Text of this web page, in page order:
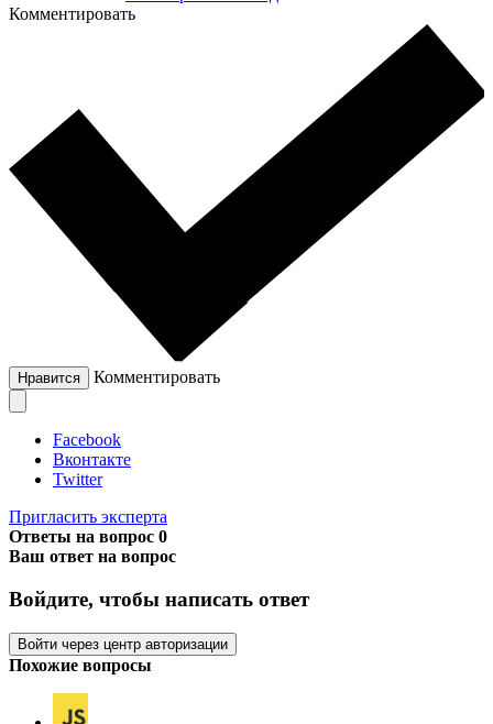
Комментировать
Нравится Комментировать
Facebook
Вконтакте
Twitter
Пригласить эксперта
Ответы на вопрос 0
Ваш ответ на вопрос
Войдите, чтобы написать ответ
Войти через центр авторизации
Похожие вопросы